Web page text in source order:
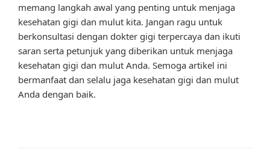
memang langkah awal yang penting untuk menjaga
kesehatan gigi dan mulut kita. Jangan ragu untuk
berkonsultasi dengan dokter gigi terpercaya dan ikuti
saran serta petunjuk yang diberikan untuk menjaga
kesehatan gigi dan mulut Anda. Semoga artikel ini
bermanfaat dan selalu jaga kesehatan gigi dan mulut
Anda dengan baik.